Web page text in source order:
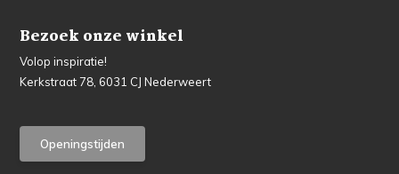
Bezoek onze winkel
Volop inspiratie!
Kerkstraat 78, 6031 CJ Nederweert
Openingstijden